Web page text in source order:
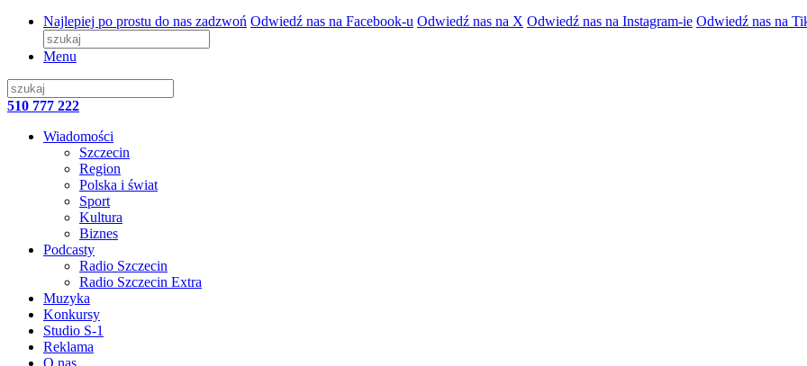
Najlepiej po prostu do nas zadzwoń Odwiedź nas na Facebook-u Odwiedź nas na X Odwiedź nas na Instagram-ie Odwiedź nas na
Menu
510 777 222
Wiadomości
Szczecin
Region
Polska i świat
Sport
Kultura
Biznes
Podcasty
Radio Szczecin
Radio Szczecin Extra
Muzyka
Konkursy
Studio S-1
Reklama